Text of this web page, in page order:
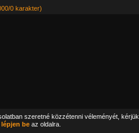
0 karakter)
szeretné közzétenni véleményét, kérjük,
lépjen beaz oldalra.